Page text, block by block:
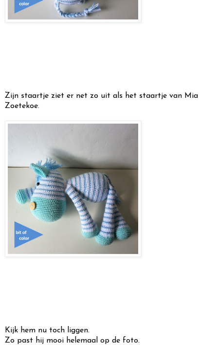
Zijn staartje ziet er net zo uit als het staartje van Mia
Zoetekoe.
Kijk hem nu toch liggen.
Zo past hij mooi helemaal op de foto.